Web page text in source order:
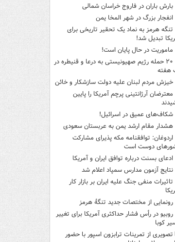
بارش باران در فاروج خراسان شمالی
انفجار بزرگ در شهر المخا یمن
تنگه هرمز به نماد یک تحقیر تاریخی برای
تبدیل شد!
ماموریت در حال پایان است!
۲۰ حمله رژیم صهیونیستی به درعا و قنیطره در
هفته
خیزش مردم لبنان علیه دولت سازشکار و خائن
معترضان آرژانتینی پرچم آمریکا را پایین
شکاف‌های عمیق در اسرائیل!
هشدار مقام ارشد یمن به عربستان سعودی
اردوغان: توافقنامه مکه پذیرای مشارکت
دوست است
ادعای بسنت درباره توافق ایران و آمریکا
نتایج آزمون مدارس سمپاد اعلام شد
تاثیرات منفی جنگ علیه ایران بر بازار کار
رونمایی از مختصات جدید تنگۀ هرمز
روبیو در رأس فشار حداکثری آمریکا برای تغییر
کوبا
تصویری از تمرینات ترابزون اسپور با حضور